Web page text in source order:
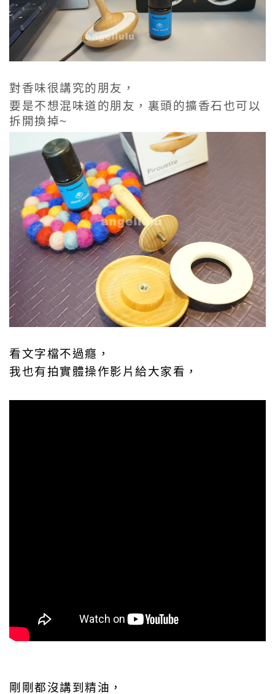
對香味很講究的朋友，
要是不想混味道的朋友，裏頭的擴香石也可以
拆開換掉~
看文字檔不過癮，
我也有拍實體操作影片給大家看，
剛剛都沒講到精油，